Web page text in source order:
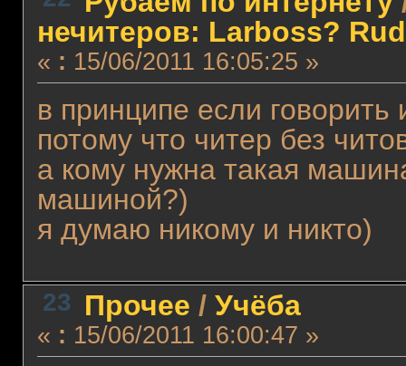
нечитеров: Larboss?
« : 15/06/2011 16:05:25 »
в принципе если
потому что читер без
а кому нужна такая
машиной?)
я думаю никому и никто)
23 Прочее / Учёба
« : 15/06/2011 16:00:47 »